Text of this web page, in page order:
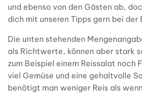
und ebenso von den Gästen ab,
dich mit unseren Tipps gern bei der
Die unten stehenden
als Richtwerte, können aber stark
zum Beispiel einem Reissalat noch
viel Gemüse und eine gehaltvolle
benötigt man weniger Reis als